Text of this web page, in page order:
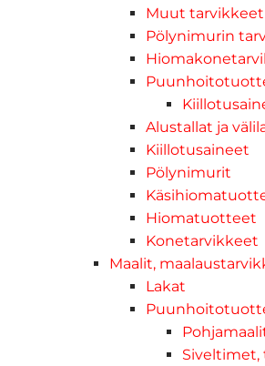
Muut tarvikkeet
Pölynimurin
Alustallat ja
Kiillotusaineet
Pölynimurit
Hiomatuotteet
Konetarvikkeet
Maalit,
Lakat
Siveltimet,